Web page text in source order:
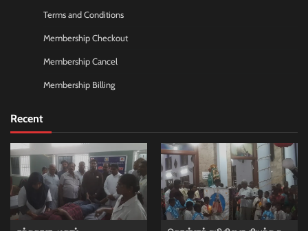
Terms and Conditions
Membership Checkout
Membership Cancel
Membership Billing
Recent